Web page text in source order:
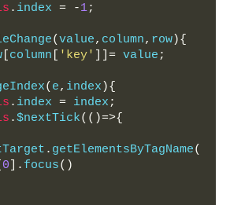
. index = -1;
(value, column, row){
column 'key' ]]= value ;
( e, index ){
. index = index ;
.$nextTick(()=>{
. getElementsByTagName(
0 ]. focus()